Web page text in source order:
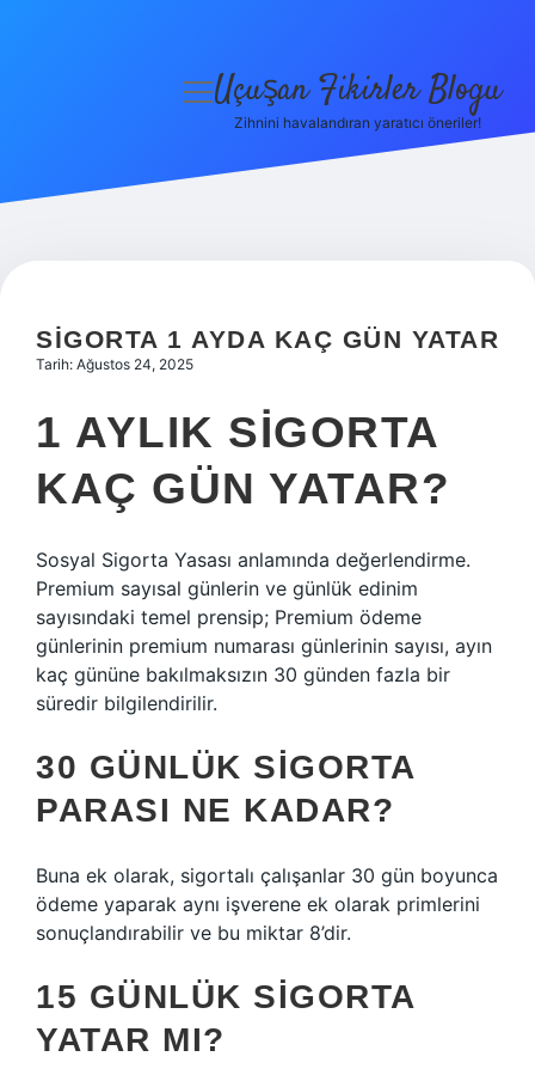
Hakkımızda
menüyü
Uçuşan Fikirler Blogu
Zihnini havalandıran yaratıcı öneriler!
SIGORTA 1 AYDA KAÇ GÜN YATAR
Tarih: Ağustos 24, 2025
1 AYLIK SIGORTA
KAÇ GÜN YATAR?
Sosyal Sigorta Yasası anlamında değerlendirme.
Premium sayısal günlerin ve günlük edinim
sayısındaki temel prensip; Premium ödeme
günlerinin premium numarası günlerinin sayısı, ayın
kaç gününe bakılmaksızın 30 günden fazla bir
süredir bilgilendirilir.
30 GÜNLÜK SIGORTA
PARASI NE KADAR?
Buna ek olarak, sigortalı çalışanlar 30 gün boyunca
ödeme yaparak aynı işverene ek olarak primlerini
sonuçlandırabilir ve bu miktar 8’dir.
15 GÜNLÜK SIGORTA
YATAR MI?